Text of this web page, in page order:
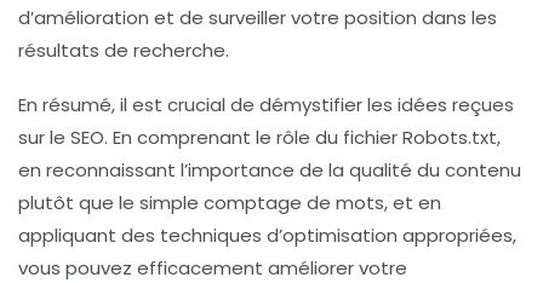
d’amélioration et de surveiller votre position dans les
résultats de recherche.
En résumé, il est crucial de démystifier les idées reçues
sur le SEO. En comprenant le rôle du fichierRobots.txt,
en reconnaissant l’importance de la qualité du contenu
plutôt que le simple comptage de mots, et en
appliquant des techniques d’optimisation appropriées,
vous pouvez efficacement améliorer votre